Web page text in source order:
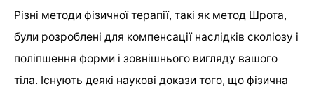
Різні методи фізичної терапії, такі як метод Шрота,
були розроблені для компенсації наслідків сколіозу і
поліпшення форми і зовнішнього вигляду вашого
тіла. Існують деякі наукові докази того, що фізична